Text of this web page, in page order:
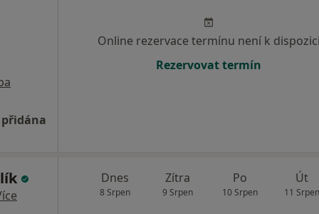
přidána
Online rezervace termínu není k dispozici
Rezervovat termín
Dnes
8 Srpen
Zítra
9 Srpen
Po
10 Srpen
Út
11 Srpen